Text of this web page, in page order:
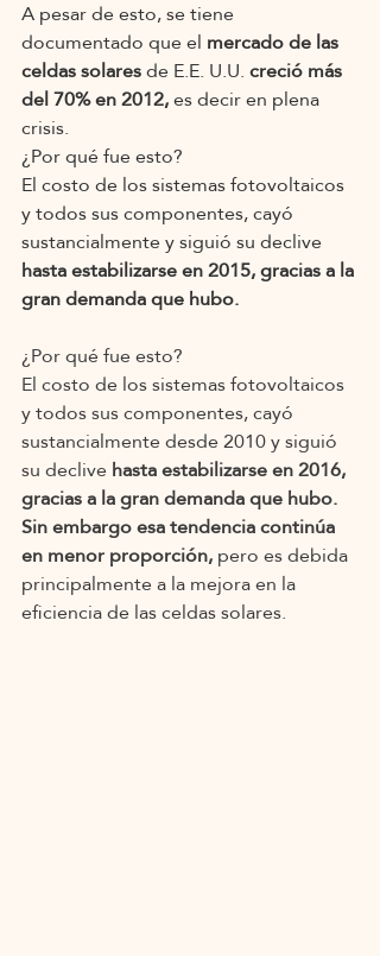
A pesar de esto, se tiene
documentado que el mercado de las
celdas solares de E.E. U.U. creció más
del 70% en 2012, es decir en plena
crisis.
¿Por qué fue esto?
El costo de los sistemas fotovoltaicos
y todos sus componentes, cayó
sustancialmente y siguió su declive
hasta estabilizarse en 2015, gracias a la
gran demanda que hubo.
¿Por qué fue esto?
El costo de los sistemas fotovoltaicos
y todos sus componentes, cayó
sustancialmente desde 2010 y siguió
su declive hasta estabilizarse en 2016,
gracias a la gran demanda que hubo.
Sin embargo esa tendencia continúa
en menor proporción, pero es debida
principalmente a la mejora en la
eficiencia de las celdas solares.